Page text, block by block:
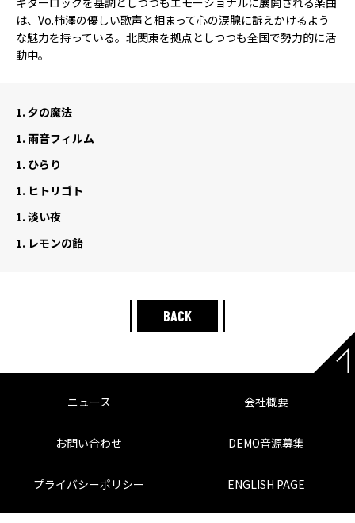
は、Vo.柿澤の優しい歌声と相まって心の涙腺に訴えかけるよう
な魅力を持っている。北関東を拠点としつつも全国で勢力的に活
動中。
1. 夕の魔法
1. 雨音フィルム
1. ひらり
1. ヒトリゴト
1. 淡い夜
1. レモンの飴
BACK
ニュース 会社概要
お問い合わせ DEMO音源募集
プライバシーポリシー ENGLISH PAGE